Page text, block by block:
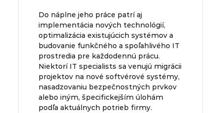
Do náplne jeho práce patrí aj
implementácia nových technológií,
optimalizácia existujúcich systémov a
budovanie funkčného a spoľahlivého IT
prostredia pre každodennú prácu.
Niektorí IT specialists sa venujú migrácii
projektov na nové softvérové systémy,
nasadzovaniu bezpečnostných prvkov
alebo iným, špecifickejším úlohám
podľa aktuálnych potrieb firmy.